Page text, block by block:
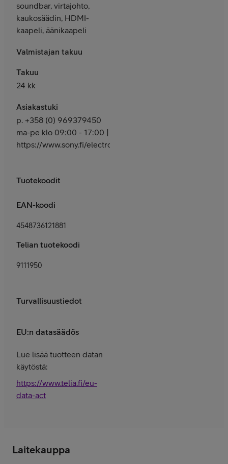
soundbar, virtajohto,
kaukosäädin, HDMI-
kaapeli, äänikaapeli
Valmistajan takuu
Takuu
24 kk
Asiakastuki
p. +358 (0) 969379450
ma-pe klo 09:00 - 17:00 |
https://www.sony.fi/electronics/support
Tuotekoodit
EAN-koodi
4548736121881
Telian tuotekoodi
9111950
Turvallisuustiedot
EU:n datasäädös
Lue lisää tuotteen datan
käytöstä:
https://www.telia.fi/eu-
data-act
Laitekauppa